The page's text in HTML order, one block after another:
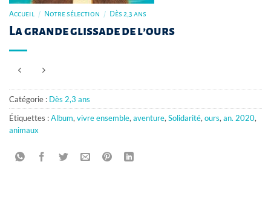
Accueil / Notre sélection / Dès 2,3 ans
La grande glissade de l’ours
Catégorie : Dès 2,3 ans
Étiquettes :Album,vivre ensemble,aventure,Solidarité,ours,an. 2020,
animaux